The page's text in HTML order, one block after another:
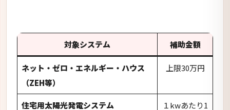
システム（HEMS）
1/2
上限5万円
定置用リチウムイオン蓄電池
電気自動車（普通自動車） 20万円